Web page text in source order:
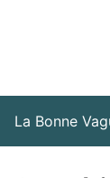
La Bonne